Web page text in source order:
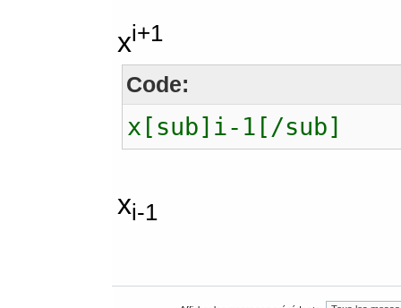
xi+1
Code:
x[sub]i-1[/sub]
xi-1